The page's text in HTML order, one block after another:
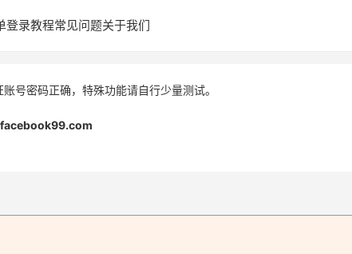
登录教程常见问题关于我们
号密码正确，特殊功能请自行少量测试。
facebook99.com